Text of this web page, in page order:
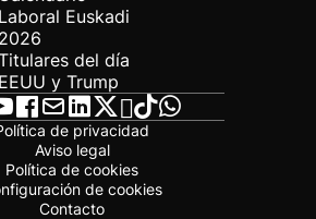
Laboral Euskadi
2026
del día
EEUU y Trump
de privacidad
Aviso legal
Política de cookies
de cookies
Contacto